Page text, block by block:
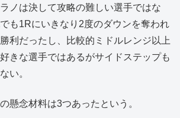
ノは決して攻略の難しい選手ではな
も1Rにいきなり2度のダウンを奪われ
利だったし、比較的ミドルレンジ以上
きな選手ではあるがサイドステップも
い。
懸念材料は3つあったという。